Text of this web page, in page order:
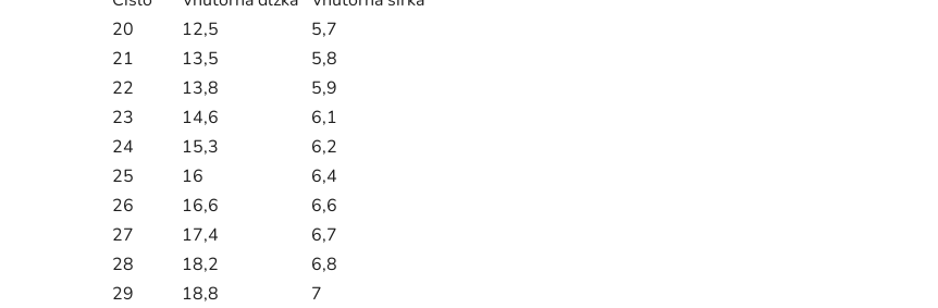
20
12,5
5,7
21
13,5
5,8
22
13,8
5,9
23
14,6
6,1
24
15,3
6,2
25
16
6,4
26
16,6
6,6
27
17,4
6,7
28
18,2
6,8
29
18,8
7